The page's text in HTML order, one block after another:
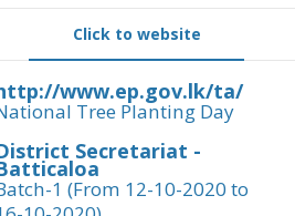
Click to website
www.ep.gov.lk/ta/
Tree Planting Day
Secretariat -
1 (From 12-10-2020 to